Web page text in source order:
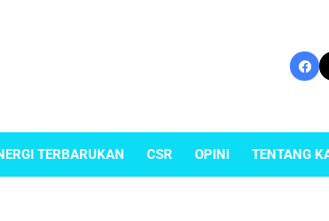
TERBARUKAN CSR OPINI TENTANG